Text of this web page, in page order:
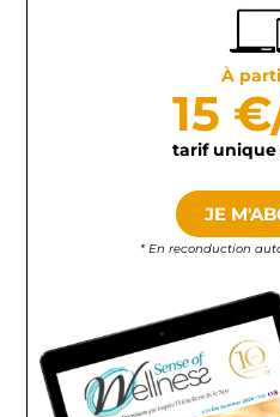
À
15
tarif unique
JE
* En reconduction